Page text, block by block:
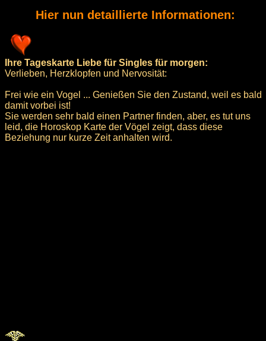
Hier nun detaillierte Informationen:
Ihre Tageskarte Liebe für Singles für morgen:
Verlieben, Herzklopfen und Nervosität:
Frei wie ein Vogel ... Genießen Sie den Zustand, weil es bald
damit vorbei ist!
Sie werden sehr bald einen Partner finden, aber, es tut uns
leid, die Horoskop Karte der Vögel zeigt, dass diese
Beziehung nur kurze Zeit anhalten wird.